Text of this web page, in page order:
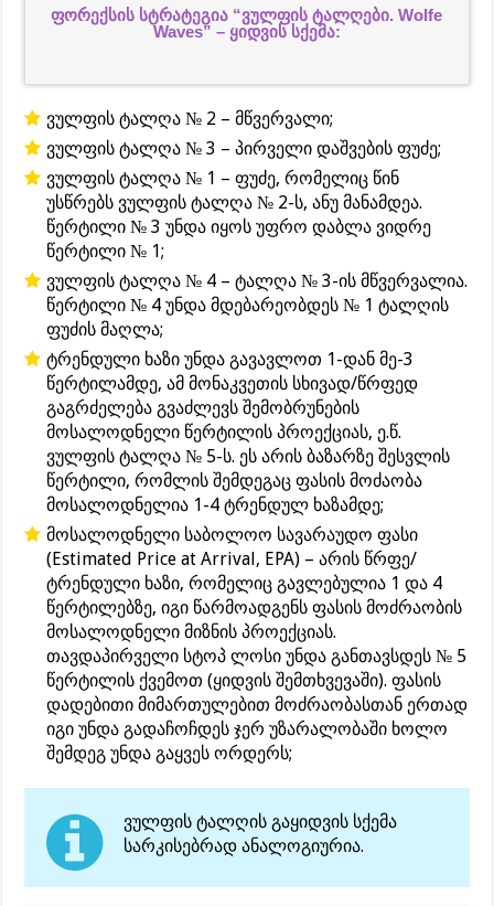
ფორექსის სტრატეგია “ვულფის ტალღები. Wolfe
Waves” – ყიდვის სქემა:
ვულფის ტალღა № 2 – მწვერვალი;
ვულფის ტალღა № 3 – პირველი დაშვების ფუძე;
ვულფის ტალღა № 1 – ფუძე, რომელიც წინ
უსწრებს ვულფის ტალღა № 2-ს, ანუ მანამდეა.
წერტილი № 3 უნდა იყოს უფრო დაბლა ვიდრე
წერტილი № 1;
ვულფის ტალღა № 4 – ტალღა № 3-ის მწვერვალია.
წერტილი № 4 უნდა მდებარეობდეს № 1 ტალღის
ფუძის მაღლა;
ტრენდული ხაზი უნდა გავავლოთ 1-დან მე-3
წერტილამდე, ამ მონაკვეთის სხივად/წრფედ
გაგრძელება გვაძლევს შემობრუნების
მოსალოდნელი წერტილის პროექციას, ე.წ.
ვულფის ტალღა № 5-ს. ეს არის ბაზარზე შესვლის
წერტილი, რომლის შემდეგაც ფასის მოძაობა
მოსალოდნელია 1-4 ტრენდულ ხაზამდე;
მოსალოდნელი საბოლოო სავარაუდო ფასი
(Estimated Price at Arrival, EPA) – არის წრფე/
ტრენდული ხაზი, რომელიც გავლებულია 1 და 4
წერტილებზე, იგი წარმოადგენს ფასის მოძრაობის
მოსალოდნელი მიზნის პროექციას.
თავდაპირველი სტოპ ლოსი უნდა განთავსდეს № 5
წერტილის ქვემოთ (ყიდვის შემთხვევაში). ფასის
დადებითი მიმართულებით მოძრაობასთან ერთად
იგი უნდა გადაჩოჩდეს ჯერ უზარალობაში ხოლო
შემდეგ უნდა გაყვეს ორდერს;
ვულფის ტალღის გაყიდვის სქემა
სარკისებრად ანალოგიურია.